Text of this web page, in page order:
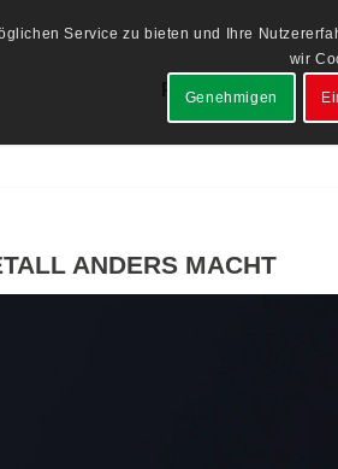
PRODUKTE
ANDERS MACHT
Service zu bieten und Ihre
wir
Genehmigen